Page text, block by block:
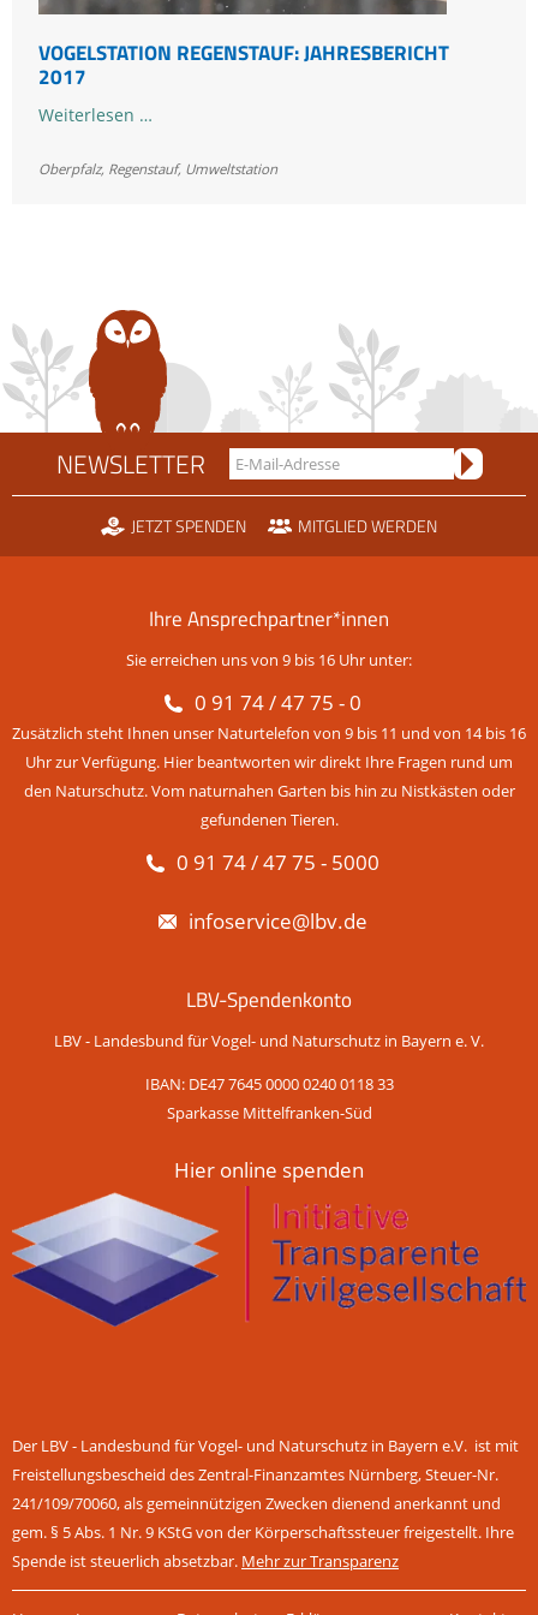
VOGELSTATION REGENSTAUF: JAHRESBERICHT
2017
Weiterlesen …
Jahresbericht
Oberpfalz, Regenstauf, Umweltstation
NEWSLETTER
JETZT SPENDEN MITGLIED WERDEN
Ihre Ansprechpartner*innen
Sie erreichen uns von 9 bis 16 Uhr unter:
0 91 74 / 47 75 - 0
Zusätzlich steht Ihnen unser Naturtelefon von 9 bis 11 und von 14 bis 16
Uhr zur Verfügung. Hier beantworten wir direkt Ihre Fragen rund um
den Naturschutz. Vom naturnahen Garten bis hin zu Nistkästen oder
gefundenen Tieren.
0 91 74 / 47 75 - 5000
infoservice@lbv.de
LBV-Spendenkonto
LBV - Landesbund für Vogel- und Naturschutz in Bayern e. V.
IBAN: DE47 7645 0000 0240 0118 33
Sparkasse Mittelfranken-Süd
Hier online spenden
Der LBV - Landesbund für Vogel- und Naturschutz in Bayern e.V. ist mit
Freistellungsbescheid des Zentral-Finanzamtes Nürnberg, Steuer-Nr.
241/109/70060, als gemeinnützigen Zwecken dienend anerkannt und
gem. § 5 Abs. 1 Nr. 9 KStG von der Körperschaftssteuer freigestellt. Ihre
Spende ist steuerlich absetzbar. Mehr zur Transparenz